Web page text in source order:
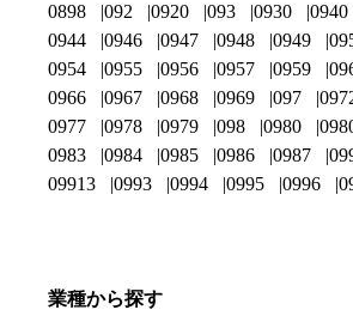
0898
092 0920 093 0930 0940
0944
0946 0947 0948 0949
0954
0955 0956 0957 0959
0966
0967 0968 0969 097
0977
0978 0979 098 0980
0983
0984 0985 0986 0987
09913
0993 0994 0995 0996
業種から探す